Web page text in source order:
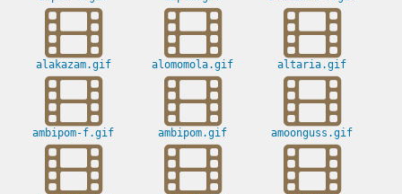
alakazam.gif alomomola.gif altaria.gif
ambipom-f.gif ambipom.gif amoonguss.gif